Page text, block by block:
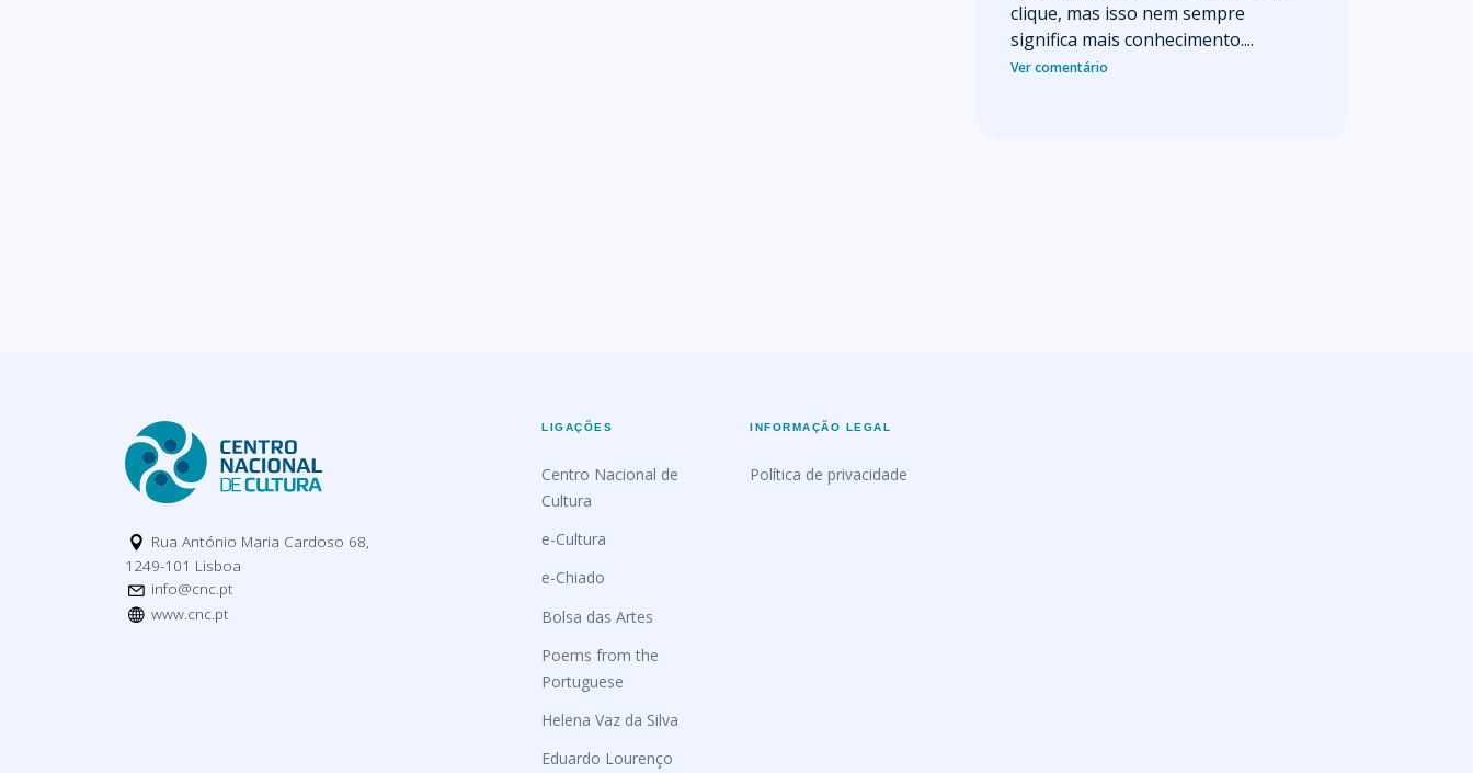
clique, mas isso nem sempre
significa mais conhecimento....
Ver comentário
Rua António Maria Cardoso 68,
1249-101 Lisboa
info@cnc.pt
www.cnc.pt
LIGAÇÕES
Centro Nacional de
Cultura
e-Cultura
e-Chiado
Bolsa das Artes
Poems from the
Portuguese
Helena Vaz da Silva
Eduardo Lourenço
INFORMAÇÃO LEGAL
Política de privacidade